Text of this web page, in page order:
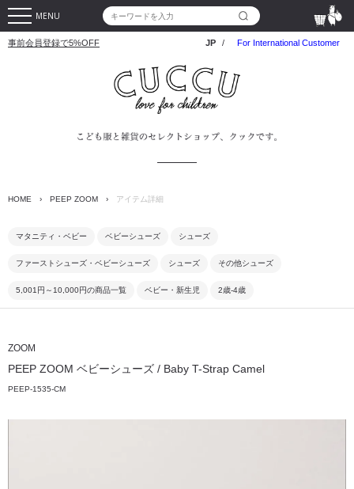
MENU
事前会員登録で5%OFF JP / For International Customer
HOME › PEEP ZOOM › アイテム詳細
マタニティ・ベビー ベビーシューズ シューズ
ファーストシューズ・ベビーシューズ シューズ その他シューズ
5,001円～10,000円の商品一覧 ベビー・新生児 2歳-4歳
ZOOM
PEEP ZOOM ベビーシューズ / Baby T-Strap Camel
PEEP-1535-CM